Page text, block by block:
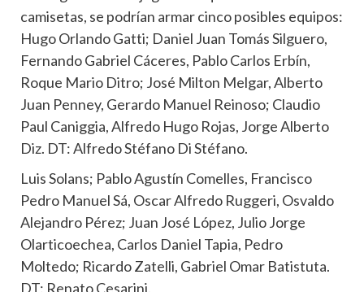
camisetas, se podrían armar cinco posibles equipos:
Hugo Orlando Gatti; Daniel Juan Tomás Silguero,
Fernando Gabriel Cáceres, Pablo Carlos Erbín,
Roque Mario Ditro; José Milton Melgar, Alberto
Juan Penney, Gerardo Manuel Reinoso; Claudio
Paul Caniggia, Alfredo Hugo Rojas, Jorge Alberto
Diz. DT: Alfredo Stéfano Di Stéfano.
Luis Solans; Pablo Agustín Comelles, Francisco
Pedro Manuel Sá, Oscar Alfredo Ruggeri, Osvaldo
Alejandro Pérez; Juan José López, Julio Jorge
Olarticoechea, Carlos Daniel Tapia, Pedro
Moltedo; Ricardo Zatelli, Gabriel Omar Batistuta.
DT: Renato Cesarini.